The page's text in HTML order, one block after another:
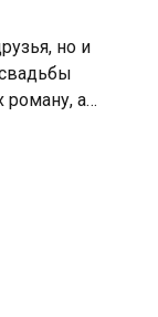
но и
роману, а
Они